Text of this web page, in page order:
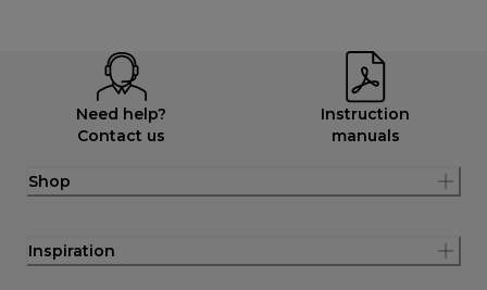
Need help?
Contact us
Instruction
manuals
Shop
Inspiration